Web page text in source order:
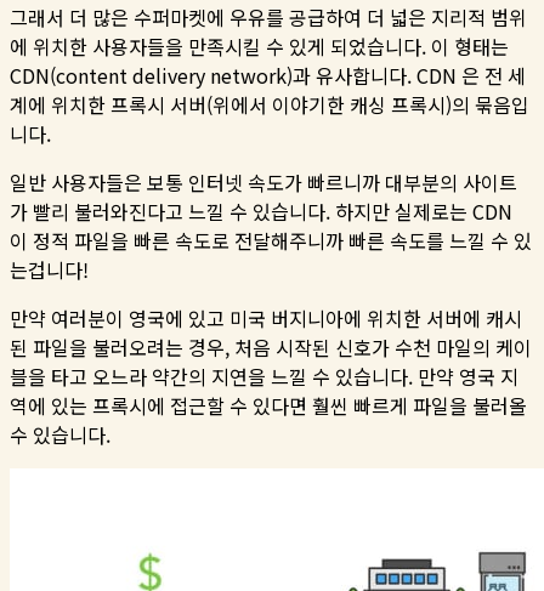
그래서 더 많은 수퍼마켓에 우유를 공급하여 더 넓은 지리적 범위
에 위치한 사용자들을 만족시킬 수 있게 되었습니다. 이 형태는
CDN(content delivery network)과 유사합니다. CDN 은 전 세
계에 위치한 프록시 서버(위에서 이야기한 캐싱 프록시)의 묶음입
니다.
일반 사용자들은 보통 인터넷 속도가 빠르니까 대부분의 사이트
가 빨리 불러와진다고 느낄 수 있습니다. 하지만 실제로는 CDN
이 정적 파일을 빠른 속도로 전달해주니까 빠른 속도를 느낄 수 있
는겁니다!
만약 여러분이 영국에 있고 미국 버지니아에 위치한 서버에 캐시
된 파일을 불러오려는 경우, 처음 시작된 신호가 수천 마일의 케이
블을 타고 오느라 약간의 지연을 느낄 수 있습니다. 만약 영국 지
역에 있는 프록시에 접근할 수 있다면 훨씬 빠르게 파일을 불러올
수 있습니다.